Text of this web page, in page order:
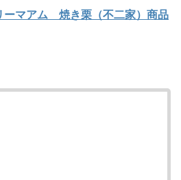
ーマアム 焼き栗（不二家）商品